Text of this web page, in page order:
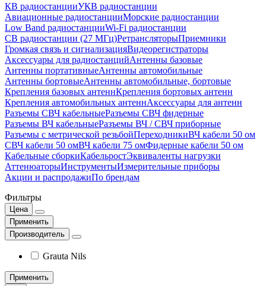
КВ радиостанцииУКВ радиостанции
Авиационные радиостанцииМорские радиостанции
Low Band радиостанцииWi-Fi радиостанции
CB радиостанции (27 МГц)РетрансляторыПриемники
Громкая связь и сигнализацияВидеорегистраторы
Аксессуары для радиостанцийАнтенны базовые
Антенны портативныеАнтенны автомобильные
Антенны бортовыеАнтенны автомобильные, бортовые
Крепления базовых антеннКрепления бортовых антенн
Крепления автомобильных антеннАксессуары для антенн
Разъемы СВЧ кабельныеРазъемы СВЧ фидерные
Разъемы ВЧ кабельныеРазъемы ВЧ / СВЧ приборные
Разъемы с метрической резьбойПереходникиВЧ кабели 50 ом
СВЧ кабели 50 омВЧ кабели 75 омФидерные кабели 50 ом
Кабельные сборкиКабельростЭквиваленты нагрузки
АттенюаторыИнструментыИзмерительные приборы
Акции и распродажиПо брендам
Фильтры
Цена
Применить
Производитель
Grauta Nils
Применить